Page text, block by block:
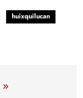
huixquilucan